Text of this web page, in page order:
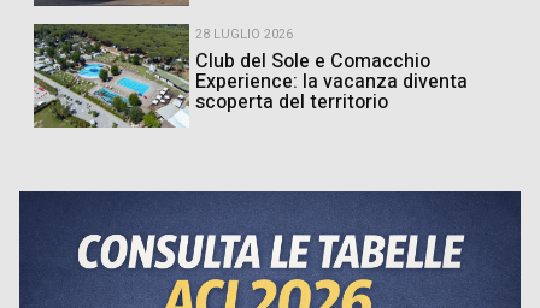
28 LUGLIO 2026
Club del Sole e Comacchio
Experience: la vacanza diventa
scoperta del territorio